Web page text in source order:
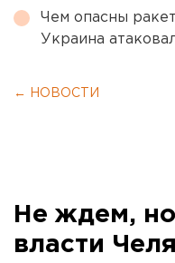
Чем опасны
Украина
← НОВОСТИ
Не ждем,
власти